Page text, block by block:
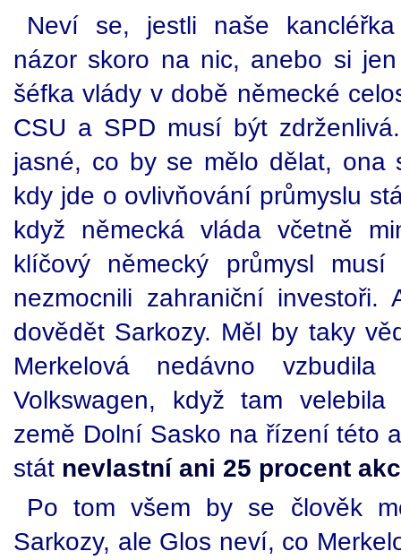
Neví se, jestli naše
názor skoro na nic, anebo si
šéfka vlády v době německé
CSU a SPD musí být
jasné, co by se mělo dělat,
kdy jde o ovlivňování průmyslu
když německá vláda včetně
klíčový německý průmysl
nezmocnili zahraniční
dovědět Sarkozy. Měl by taky
Merkelová nedávno
Volkswagen, když tam
země Dolní Sasko na řízení této
stát nevlastní ani 25 procent
Po tom všem by se člověk
Sarkozy, ale Glos neví, co